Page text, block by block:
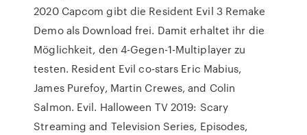
2020 Capcom gibt die Resident Evil 3 Remake
Demo als Download frei. Damit erhaltet ihr die
Möglichkeit, den 4-Gegen-1-Multiplayer zu
testen. Resident Evil co-stars Eric Mabius,
James Purefoy, Martin Crewes, and Colin
Salmon. Evil. Halloween TV 2019: Scary
Streaming and Television Series, Episodes,